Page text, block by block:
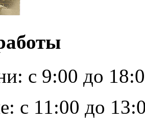
c 9:00 до
с 11:00 до